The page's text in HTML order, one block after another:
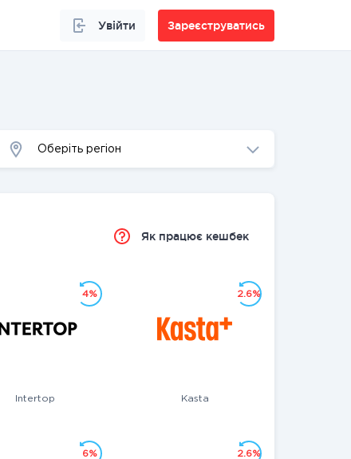
Увійти Зареєструватись
Оберіть регіон
Як працює кешбек
Intertop
4%
Kasta
2.6%
6% 2.6%